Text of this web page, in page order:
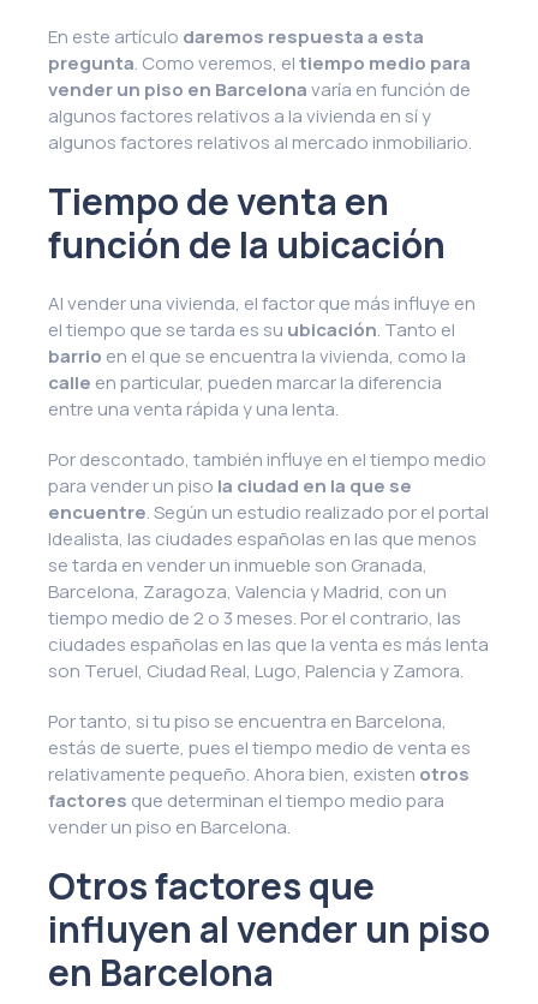
En este artículo daremos respuesta a esta
pregunta. Como veremos, eltiempo medio para
vender un piso en Barcelonavaría en función de
algunos factores relativos a la vivienda en sí y
algunos factores relativos al mercado inmobiliario.
Tiempo de venta en
función de la ubicación
Al vender una vivienda, el factor que más influye en
el tiempo que se tarda es su ubicación. Tanto el
barrio en el que se encuentra la vivienda, como la
calle en particular, pueden marcar la diferencia
entre una venta rápida y una lenta.
Por descontado, también influye en el tiempo medio
para vender un piso la ciudad en la que se
encuentre. Según un estudio realizado por el portal
Idealista, las ciudades españolas en las que menos
se tarda en vender un inmueble son Granada,
Barcelona, Zaragoza, Valencia y Madrid, con un
tiempo medio de 2 o 3 meses. Por el contrario, las
ciudades españolas en las que la venta es más lenta
son Teruel, Ciudad Real, Lugo, Palencia y Zamora.
Por tanto, si tu piso se encuentra en Barcelona,
estás de suerte, pues el tiempo medio de venta es
relativamente pequeño. Ahora bien, existen otros
factores que determinan el tiempo medio para
vender un piso en Barcelona.
Otros factores que
influyen al vender un piso
en Barcelona